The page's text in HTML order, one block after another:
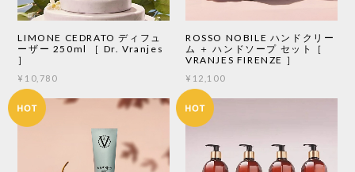
LIMONE CEDRATO ディフュ
ーザー 250ml ［ Dr. Vranjes
］
¥10,780
ROSSO NOBILE ハンドクリー
ム ＋ ハンドソープ セット［
VRANJES FIRENZE ］
¥12,100